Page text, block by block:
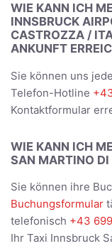
WIE KANN ICH
INNSBRUCK
CASTROZZA /
ANKUNFT
Sie können uns
Telefon-Hotline
Kontaktformular
WIE KANN ICH
SAN MARTINO
Sie können ihre
Buchungsformular
telefonisch +43
Ihr Taxi Innsbruck